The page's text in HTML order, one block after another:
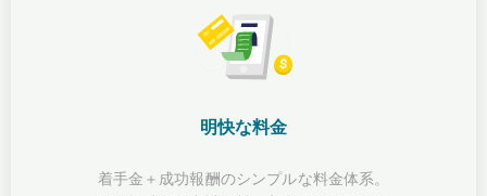
明快な料金
着手金＋成功報酬のシンプルな料金体系。